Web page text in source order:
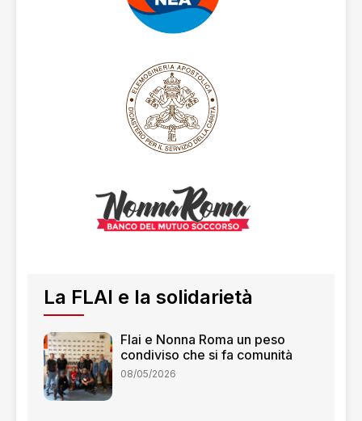
La FLAI e la solidarietà
Flai e Nonna Roma un peso
condiviso che si fa comunità
08/05/2026